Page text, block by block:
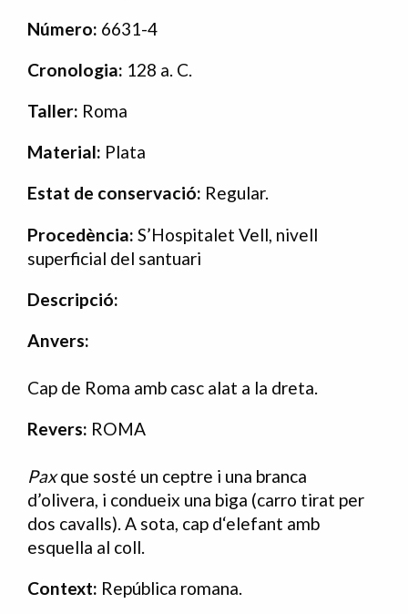
Número: 6631-4
Cronologia: 128 a. C.
Taller: Roma
Material: Plata
Estat de conservació: Regular.
Procedència: S’Hospitalet Vell, nivell
superficial del santuari
Descripció:
Anvers:
Cap de Roma amb casc alat a la dreta.
Revers: ROMA
Paxque sosté un ceptre i una branca
d’olivera, i condueix una biga (carro tirat per
dos cavalls). A sota, cap d‘elefant amb
esquella al coll.
Context: República romana.